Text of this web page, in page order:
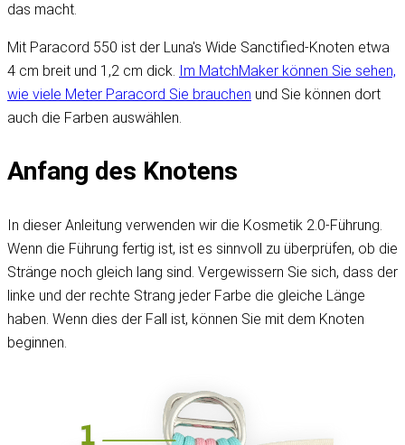
das macht.
Mit Paracord 550 ist der Luna's Wide Sanctified-Knoten etwa
4 cm breit und 1,2 cm dick. Im MatchMaker können Sie sehen,
wie viele Meter Paracord Sie brauchen und Sie können dort
auch die Farben auswählen.
Anfang des Knotens
In dieser Anleitung verwenden wir die Kosmetik 2.0-Führung.
Wenn die Führung fertig ist, ist es sinnvoll zu überprüfen, ob die
Stränge noch gleich lang sind. Vergewissern Sie sich, dass der
linke und der rechte Strang jeder Farbe die gleiche Länge
haben. Wenn dies der Fall ist, können Sie mit dem Knoten
beginnen.